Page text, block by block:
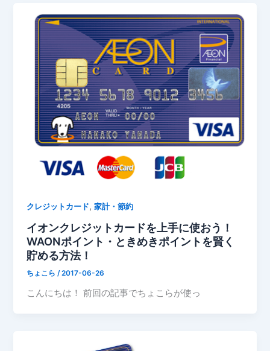
クレジットカード,家計・節約
イオンクレジットカードを上手に使おう！
WAONポイント・ときめきポイントを賢く
貯める方法！
ちょこら/2017-06-26
こんにちは！ 前回の記事でちょこらが使っ